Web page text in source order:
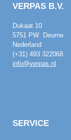
VERPAS B.V.
Dukaat 10
5751 PW Deurne
Nederland
(+31) 493 322068
info@verpas.nl
SERVICE